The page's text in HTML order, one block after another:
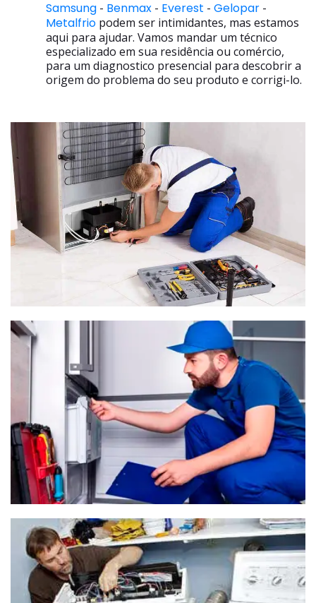
Samsung - Benmax - Everest - Gelopar -
Metalfrio podem ser intimidantes, mas estamos
aqui para ajudar. Vamos mandar um técnico
especializado em sua residência ou comércio,
para um diagnostico presencial para descobrir a
origem do problema do seu produto e corrigi-lo.